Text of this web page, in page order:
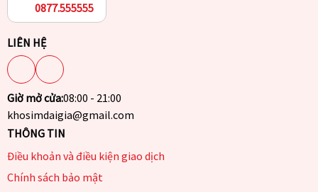
0877.555555
LIÊN HỆ
Giờ mở cửa:08:00 - 21:00
khosimdaigia@gmail.com
THÔNG TIN
Điều khoản và điều kiện giao dịch
Chính sách bảo mật